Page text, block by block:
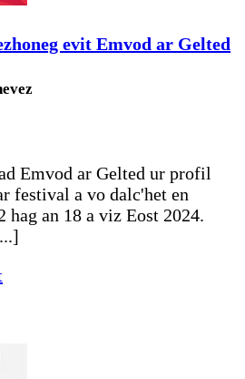
evit Emvod ar Gelted
Emvod ar Gelted ur profil
festival a vo dalc'het en
hag an 18 a viz Eost 2024.